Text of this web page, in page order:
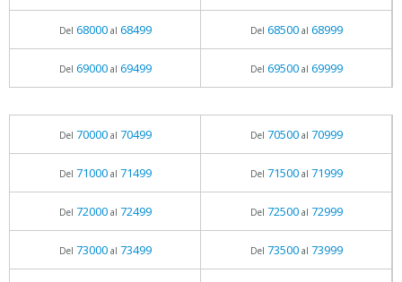
Del 68000al 68499 Del 68500al 68999
Del 69000al 69499 Del 69500al 69999
Del 70000al 70499 Del 70500al 70999
Del 71000al 71499 Del 71500al 71999
Del 72000al 72499 Del 72500al 72999
Del 73000al 73499 Del 73500al 73999